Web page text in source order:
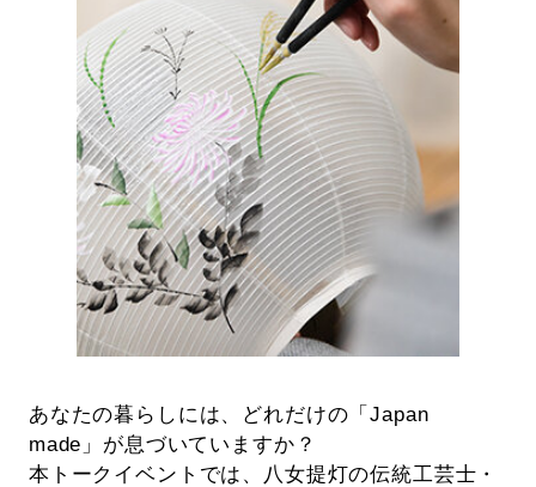
あなたの暮らしには、どれだけの「Japan
made」が息づいていますか？
本トークイベントでは、八女提灯の伝統工芸士・